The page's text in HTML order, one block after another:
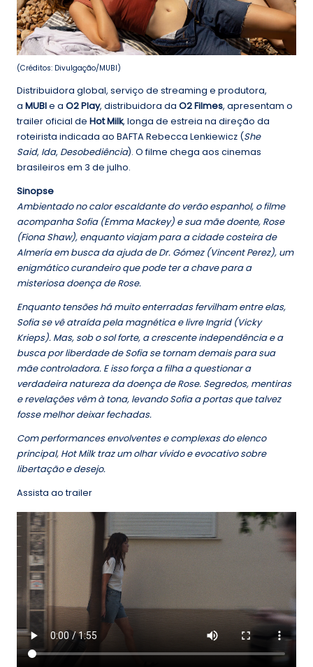
(Créditos: Divulgação/MUBI)
Distribuidora global, serviço de streaming e produtora,
a MUBIe a O2 Play, distribuidora da O2 Filmes, apresentam o
trailer oficial de Hot Milk, longa de estreia na direção da
roteirista indicada ao BAFTA Rebecca Lenkiewicz (She
Said, Ida, Desobediência). O filme chega aos cinemas
brasileiros em 3 de julho.
Sinopse
Ambientado no calor escaldante do verão espanhol, o filme
acompanha Sofia (Emma Mackey) e sua mãe doente, Rose
(Fiona Shaw), enquanto viajam para a cidade costeira de
Almería em busca da ajuda de Dr. Gómez (Vincent Perez), um
enigmático curandeiro que pode ter a chave para a
misteriosa doença de Rose.
Enquanto tensões há muito enterradas fervilham entre elas,
Sofia se vê atraída pela magnética e livre Ingrid (Vicky
Krieps). Mas, sob o sol forte, a crescente independência e a
busca por liberdade de Sofia se tornam demais para sua
mãe controladora. E isso força a filha a questionar a
verdadeira natureza da doença de Rose. Segredos, mentiras
e revelações vêm à tona, levando Sofia a portas que talvez
fosse melhor deixar fechadas.
Com performances envolventes e complexas do elenco
principal, Hot Milk traz um olhar vívido e evocativo sobre
libertação e desejo.
Assista ao trailer